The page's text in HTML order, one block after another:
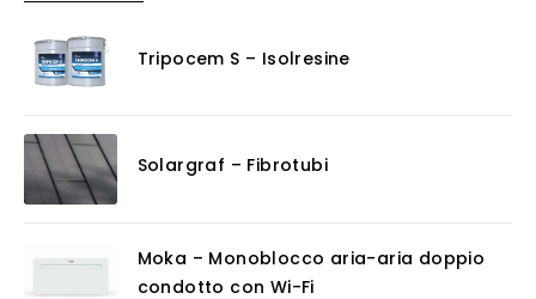
Tripocem S – Isolresine
Solargraf – Fibrotubi
Moka – Monoblocco aria-aria doppio
condotto con Wi-Fi